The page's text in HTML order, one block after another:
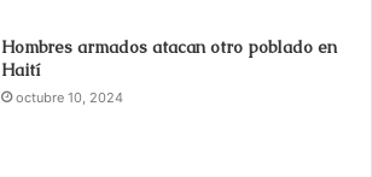
Hombres armados atacan otro poblado en
Haití
octubre 10, 2024